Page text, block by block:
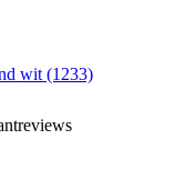
wit (1233)